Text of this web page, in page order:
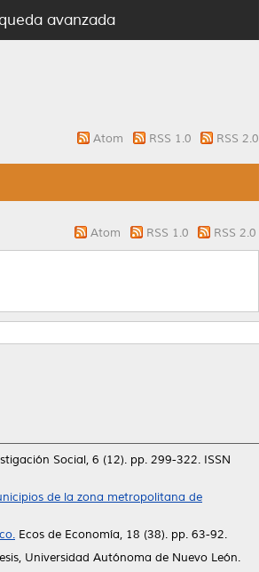
avanzada
Atom RSS 1.0 RSS 2.0
Atom RSS 1.0 RSS 2.0
Social, 6 (12). pp. 299-322. ISSN
de la zona metropolitana de
Ecos de Economía, 18 (38). pp. 63-92.
Universidad Autónoma de Nuevo León.